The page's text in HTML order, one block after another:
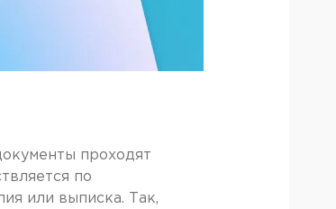
проходят
по
или выписка. Так,